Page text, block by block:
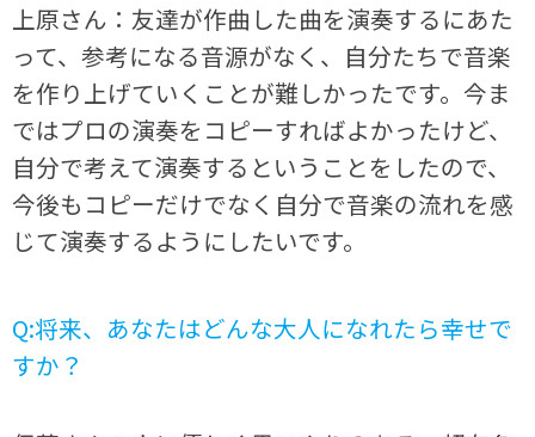
上原さん：友達が作曲した曲を演奏するにあた
って、参考になる音源がなく、自分たちで音楽
を作り上げていくことが難しかったです。今ま
ではプロの演奏をコピーすればよかったけど、
自分で考えて演奏するということをしたので、
今後もコピーだけでなく自分で音楽の流れを感
じて演奏するようにしたいです。
Q:将来、あなたはどんな大人になれたら幸せで
すか？